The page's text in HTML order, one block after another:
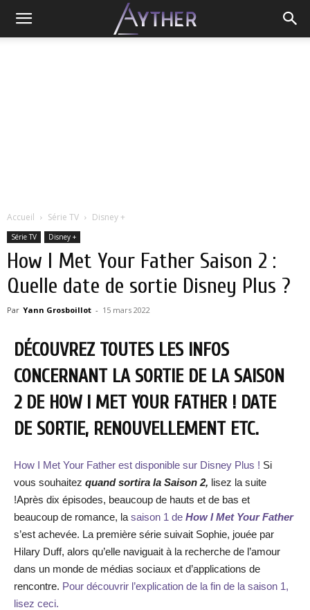
Accueil Série TV Disney +
Série TV Disney +
How I Met Your Father Saison 2 :
Quelle date de sortie Disney Plus ?
Par Yann Grosboillot - 15 mars 2022
DÉCOUVREZ TOUTES LES INFOS
CONCERNANT LA SORTIE DE LA SAISON
2 DE HOW I MET YOUR FATHER ! DATE
DE SORTIE, RENOUVELLEMENT ETC.
How I Met Your Father est disponible sur Disney Plus ! Si
vous souhaitez quand sortira la Saison 2, lisez la suite
!Après dix épisodes, beaucoup de hauts et de bas et
beaucoup de romance, la saison 1 de How I Met Your Father
s’est achevée. La première série suivait Sophie, jouée par
Hilary Duff, alors qu’elle naviguait à la recherche de l’amour
dans un monde de médias sociaux et d’applications de
rencontre. Pour découvrir l’explication de la fin de la saison 1,
lisez ceci.